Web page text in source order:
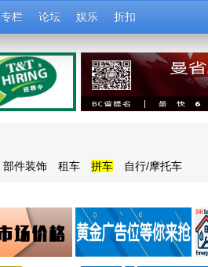
专栏 论坛 娱乐 折扣
部件装饰 租车 拼车 自行/摩托车